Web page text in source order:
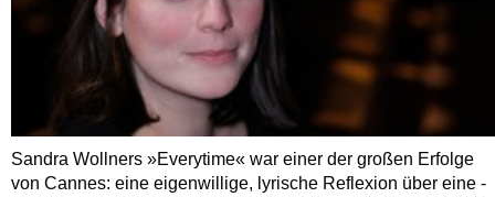
Sandra Wollners »Everytime« war einer der großen Erfolge
von Cannes: eine eigenwillige, lyrische Reflexion über eine ­